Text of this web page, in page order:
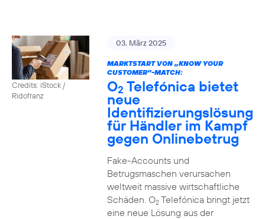
Credits: iStock /
Ridofranz
03. März 2025
MARKTSTART VON „KNOW YOUR
CUSTOMER”-MATCH:
O2 Telefónica bietet
neue
Identifizierungslösung
für Händler im Kampf
gegen Onlinebetrug
Fake-Accounts und
Betrugsmaschen verursachen
weltweit massive wirtschaftliche
Schäden. O2Telefónica bringt jetzt
eine neue Lösung aus der